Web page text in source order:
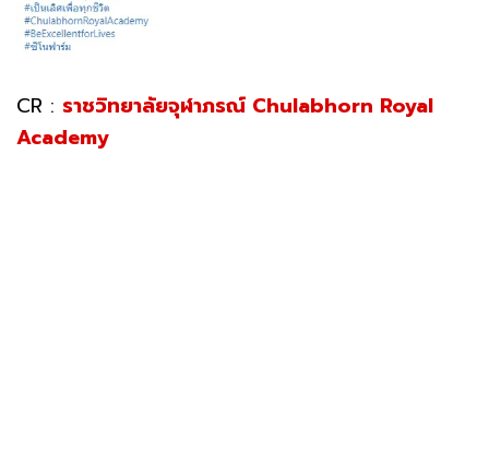
CR : ราชวิทยาลัยจุฬาภรณ์ Chulabhorn Royal
Academy